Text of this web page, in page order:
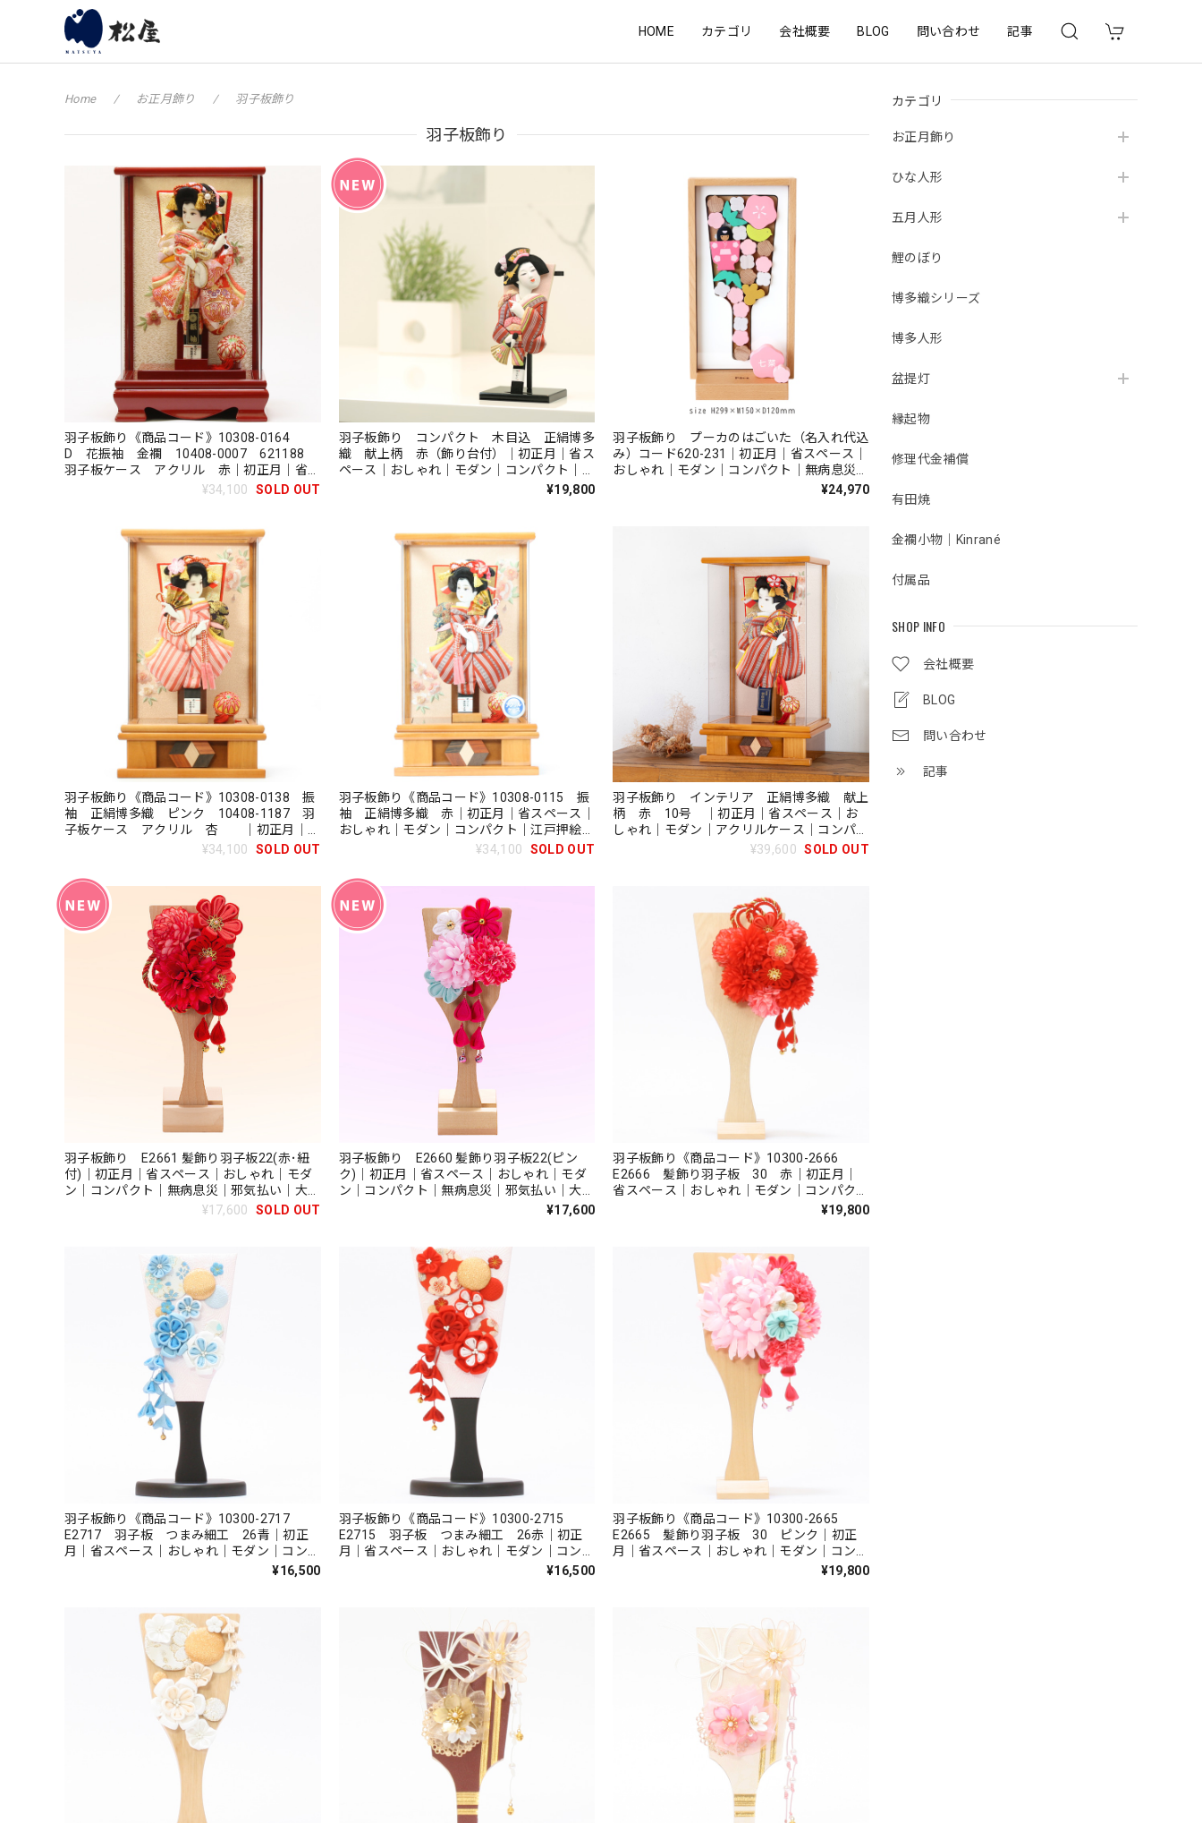
HOME カテゴリ 会社概要 BLOG 問い合わせ 記事
カテゴリ
お正月飾り
ひな人形
五月人形
鯉のぼり
博多織シリーズ
博多人形
盆提灯
縁起物
修理代金補償
有田焼
金襴小物｜Kinrané
付属品
SHOP INFO
会社概要
BLOG
問い合わせ
記事
Home お正月飾り 羽子板飾り
羽子板飾り
羽子板飾り《商品コード》10308-0164
D 花振袖 金襴 10408-0007 621188
羽子板ケース アクリル 赤｜初正月｜省ス
ペース｜おしゃれ｜モダン｜コンパクト｜江
¥34,100 SOLD OUT
羽子板飾り コンパクト 木目込 正絹博多
織 献上柄 赤（飾り台付）｜初正月｜省ス
ペース｜おしゃれ｜モダン｜コンパクト｜江
戸押絵羽子板｜柿沼東光作｜無病息災｜邪気
¥19,800
羽子板飾り プーカのはごいた（名入れ代込
み）コード620-231｜初正月｜省スペース｜
おしゃれ｜モダン｜コンパクト｜無病息災｜
¥24,970
羽子板飾り《商品コード》10308-0138 振
袖 正絹博多織 ピンク 10408-1187 羽
子板ケース アクリル 杏 ｜初正月｜省
スペース｜おしゃれ｜モダン｜コンパクト｜
子
¥34,100 SOLD OUT
羽子板飾り《商品コード》10308-0115 振
袖 正絹博多織 赤｜初正月｜省スペース｜
おしゃれ｜モダン｜コンパクト｜江戸押絵羽
子板｜無病息災｜邪気払い｜無患子
¥34,100 SOLD OUT
羽子板飾り インテリア 正絹博多織 献上
柄 赤 10号 ｜初正月｜省スペース｜お
しゃれ｜モダン｜アクリルケース｜コンパク
ト｜江戸押絵羽子板｜無病息災｜邪気払い｜
¥39,600 SOLD OUT
羽子板飾り E2661 髪飾り羽子板22(赤･紐
付)｜初正月｜省スペース｜おしゃれ｜モダ
ン｜コンパクト｜無病息災｜邪気払い｜大川
¥17,600 SOLD OUT
羽子板飾り E2660 髪飾り羽子板22(ピン
ク)｜初正月｜省スペース｜おしゃれ｜モダ
ン｜コンパクト｜無病息災｜邪気払い｜大川
¥17,600
羽子板飾り《商品コード》10300-2666
E2666 髪飾り羽子板 30 赤｜初正月｜
省スペース｜おしゃれ｜モダン｜コンパクト
｜江戸押絵羽子板｜無病息災｜邪気払い｜無
¥19,800
羽子板飾り《商品コード》10300-2717
E2717 羽子板 つまみ細工 26青｜初正
月｜省スペース｜おしゃれ｜モダン｜コンパ
クト｜江戸押絵羽子板｜無病息災｜邪気払い
¥16,500
羽子板飾り《商品コード》10300-2715
E2715 羽子板 つまみ細工 26赤｜初正
月｜省スペース｜おしゃれ｜モダン｜コンパ
クト｜江戸押絵羽子板｜無病息災｜邪気払い
¥16,500
羽子板飾り《商品コード》10300-2665
E2665 髪飾り羽子板 30 ピンク｜初正
月｜省スペース｜おしゃれ｜モダン｜コンパ
クト｜江戸押絵羽子板｜無病息災｜邪気払い
¥19,800